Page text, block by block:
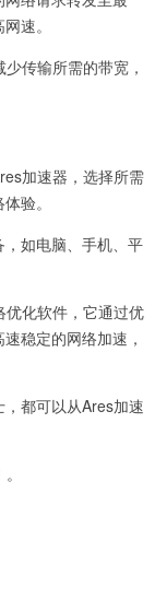
速。
传输所需的带宽，
加速器，选择所需
验。
如电脑、手机、平
化软件，它通过优
稳定的网络加速，
都可以从Ares加速